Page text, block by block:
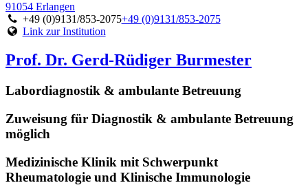
91054 Erlangen
+49 (0)9131/853-2075+49 (0)9131/853-2075
Link zur Institution
Prof. Dr. Gerd-Rüdiger Burmester
Labordiagnostik & ambulante Betreuung
Zuweisung für Diagnostik & ambulante Betreuung
möglich
Medizinische Klinik mit Schwerpunkt
Rheumatologie und Klinische Immunologie